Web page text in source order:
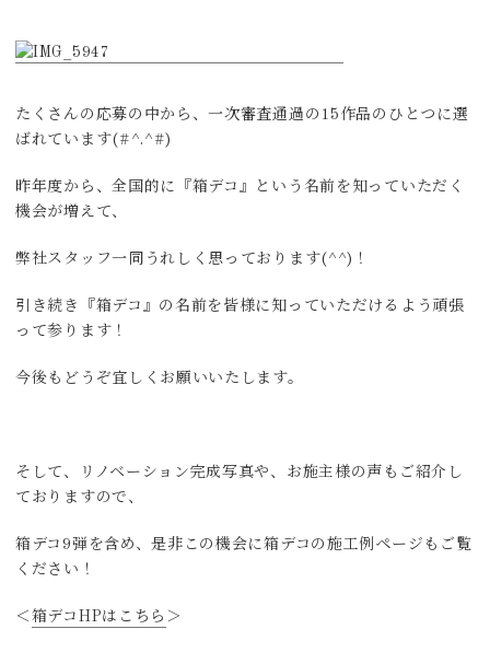
たくさんの応募の中から、一次審査通過の15作品のひとつに選
ばれています(#^.^#)
昨年度から、全国的に『箱デコ』という名前を知っていただく
機会が増えて、
弊社スタッフ一同うれしく思っております(^^)！
引き続き『箱デコ』の名前を皆様に知っていただけるよう頑張
って参ります！
今後もどうぞ宜しくお願いいたします。
そして、リノベーション完成写真や、お施主様の声もご紹介し
ておりますので、
箱デコ9弾を含め、是非この機会に箱デコの施工例ページもご覧
ください！
＜ 箱デコHPはこちら ＞